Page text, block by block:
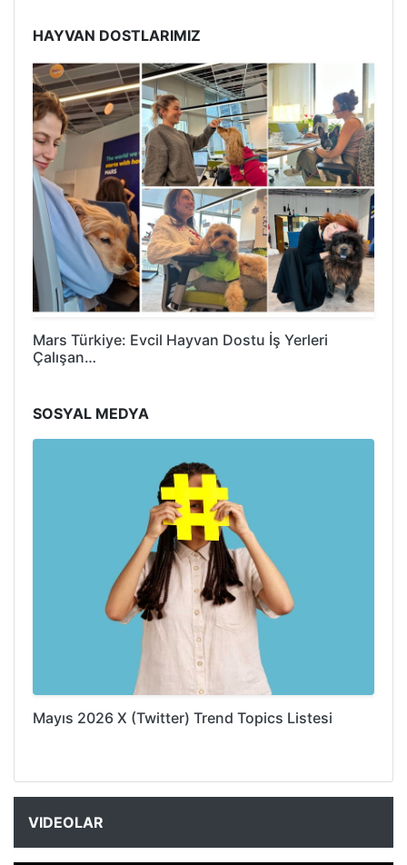
HAYVAN DOSTLARIMIZ
Mars Türkiye: Evcil Hayvan Dostu İş Yerleri
Çalışan…
SOSYAL MEDYA
Mayıs 2026 X (Twitter) Trend Topics Listesi
VIDEOLAR